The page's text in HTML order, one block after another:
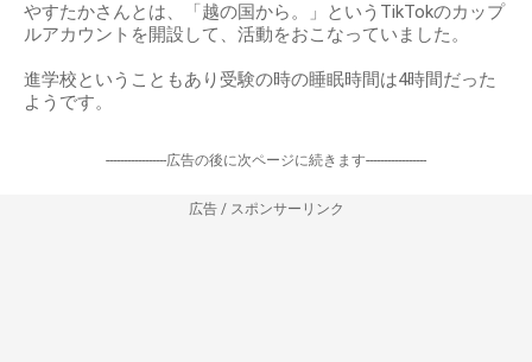
やすたかさんとは、「越の国から。」というTikTokのカップ
ルアカウントを開設して、活動をおこなっていました。
進学校ということもあり受験の時の睡眠時間は4時間だった
ようです。
-----------------広告の後に次ページに続きます-----------------
広告 / スポンサーリンク